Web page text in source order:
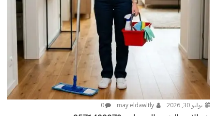
يوليو 30, 2026 may eldawltly
0